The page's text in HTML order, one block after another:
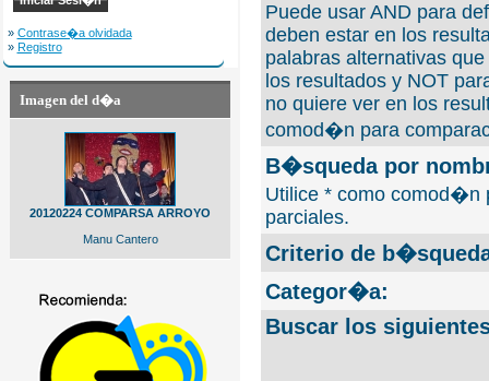
» Contrase�a olvidada
» Registro
Imagen del d�a
20120224 COMPARSA ARROYO
Manu Cantero
Puede usar AND para
deben estar en los
palabras alternativas
los resultados y NOT
no quiere ver en los
comod�n para
B�squeda por
Utilice * como comod�n
parciales.
Criterio de
Categor�a:
Buscar los